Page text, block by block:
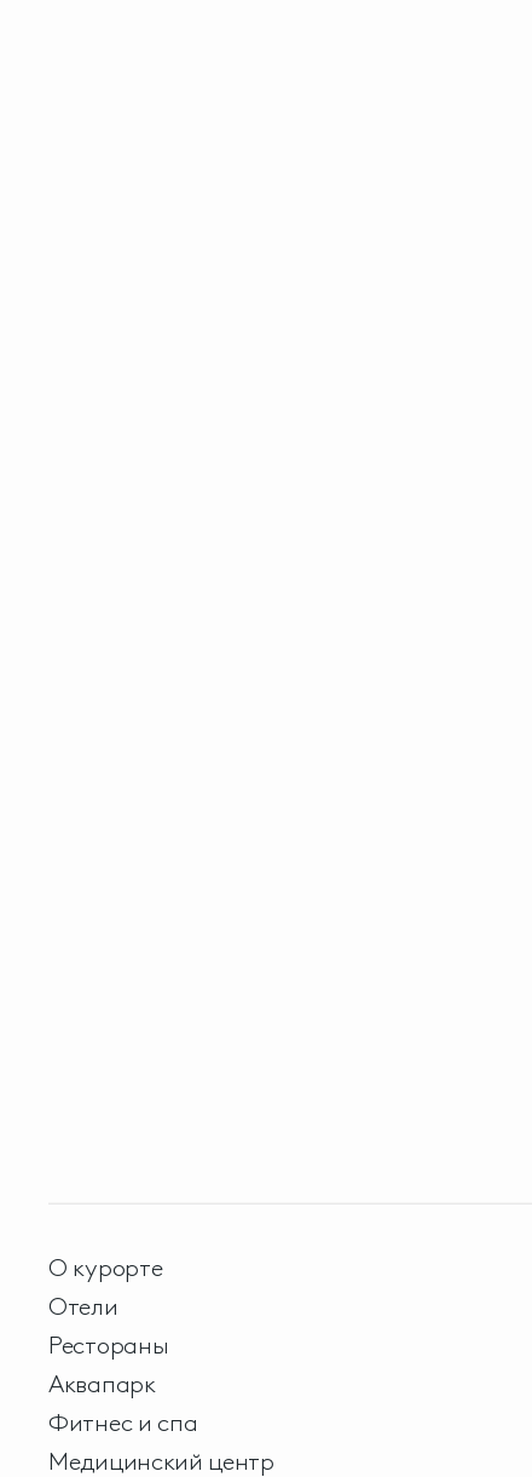
О курорте
Отели
Рестораны
Аквапарк
Фитнес и спа
Медицинский центр